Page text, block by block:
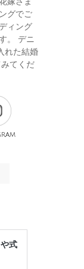
グでご
ィング
。 デニ
れた結婚
てくだ
式